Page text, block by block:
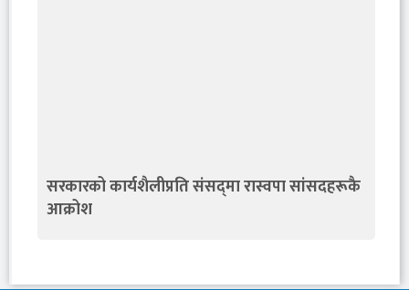
सरकारको कार्यशैलीप्रति संसद्‍मा रास्वपा सांसदहरूकै
आक्रोश